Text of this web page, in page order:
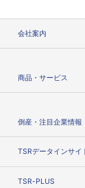
会社案内
商品・サービス
倒産・注目企業情報
TSRデータインサイ
TSR-PLUS